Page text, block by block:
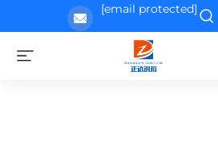
[email protected]